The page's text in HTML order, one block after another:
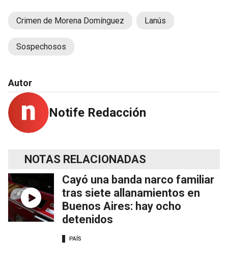
Crimen de Morena Domínguez Lanús
Sospechosos
Autor
Notife Redacción
NOTAS RELACIONADAS
Cayó una banda narco familiar
tras siete allanamientos en
Buenos Aires: hay ocho
detenidos
PAÍS